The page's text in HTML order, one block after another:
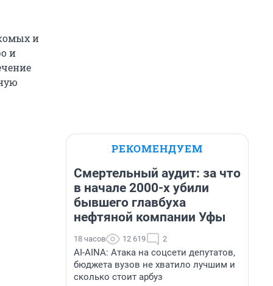
и
и
РЕКОМЕНДУЕМ
Смертельный аудит: за что
в начале 2000-х убили
бывшего главбуха
нефтяной компании Уфы
18 часов 12 619 2
AI-AINA: Атака на соцсети депутатов,
бюджета вузов не хватило лучшим и
сколько стоит арбуз